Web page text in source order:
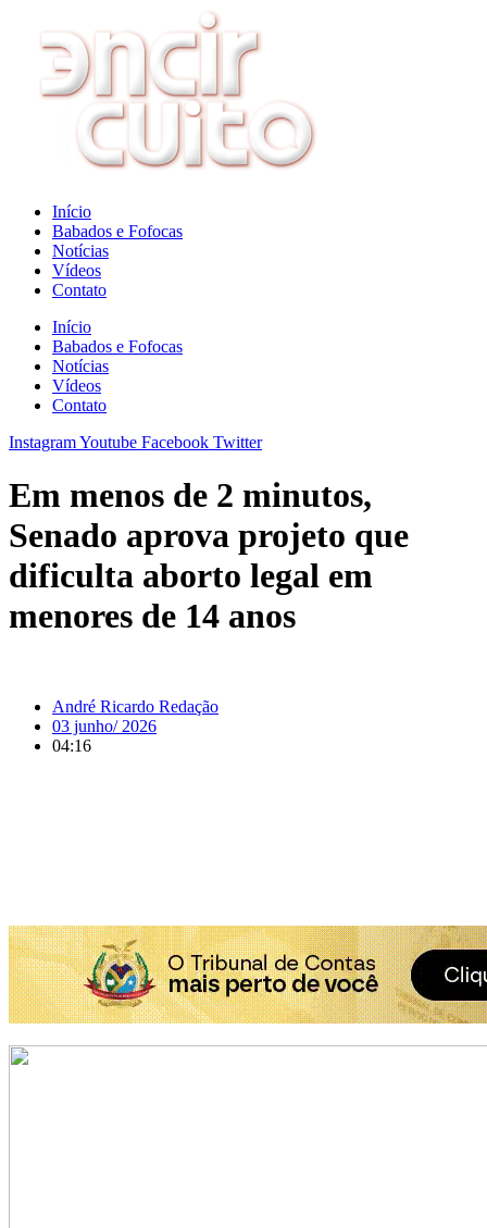
conteúdo
Início
Babados e Fofocas
Notícias
Vídeos
Contato
Início
Babados e Fofocas
Notícias
Vídeos
Contato
InstagramYoutube Facebook Twitter
Em menos de 2 minutos,
Senado aprova projeto que
dificulta aborto legal em
menores de 14 anos
André Ricardo Redação
03 junho/ 2026
04:16